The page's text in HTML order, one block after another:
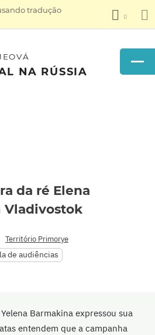
tradução
NA RÚSSIA
da ré Elena
Vladivostok
Território Primorye
de audiências
Barmakina expressou sua
entendem que a campanha